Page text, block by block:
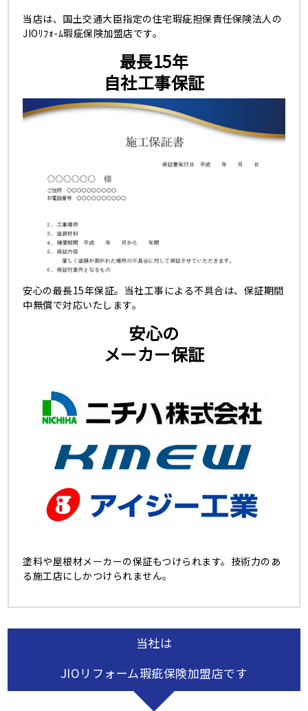
当店は、国土交通大臣指定の住宅瑕疵担保責任保険法人の
JIOﾘﾌｫ-ﾑ瑕疵保険加盟店です。
最長15年
自社工事保証
安心の最長15年保証。当社工事による不具合は、保証期間
中無償で対応いたします。
安心の
メーカー保証
塗料や屋根材メーカーの保証もつけられます。技術力のあ
る施工店にしかつけられません。
当社は
JIOリフォーム瑕疵保険加盟店です